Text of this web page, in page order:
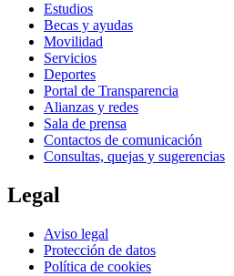
Estudios
Becas y ayudas
Movilidad
Servicios
Deportes
Portal de Transparencia
Alianzas y redes
Sala de prensa
Contactos de comunicación
Consultas, quejas y sugerencias
Legal
Aviso legal
Protección de datos
Política de cookies